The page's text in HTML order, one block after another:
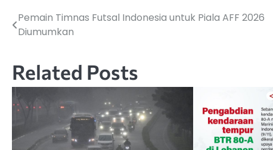
Navigasi
Pemain Timnas Futsal Indonesia untuk Piala AFF 2026
Diumumkan
Related Posts